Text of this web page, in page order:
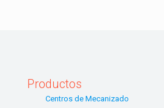
Productos
Centros de Mecanizado